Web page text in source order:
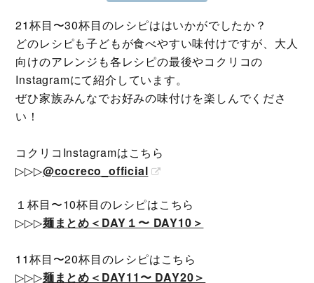
21杯目〜30杯目のレシピははいかがでしたか？
どのレシピも子どもが食べやすい味付けですが、大人
向けのアレンジも各レシピの最後やコクリコの
Instagramにて紹介しています。
ぜひ家族みんなでお好みの味付けを楽しんでくださ
い！
コクリコInstagramはこちら
▷▷▷@cocreco_official
１杯目〜10杯目のレシピはこちら
▷▷▷麺まとめ＜DAY１〜 DAY10＞
11杯目〜20杯目のレシピはこちら
▷▷▷麺まとめ＜DAY11〜 DAY20＞